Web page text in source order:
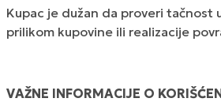
Kupac je dužan da proveri tačnost
prilikom kupovine ili realizacije
VAŽNE INFORMACIJE O